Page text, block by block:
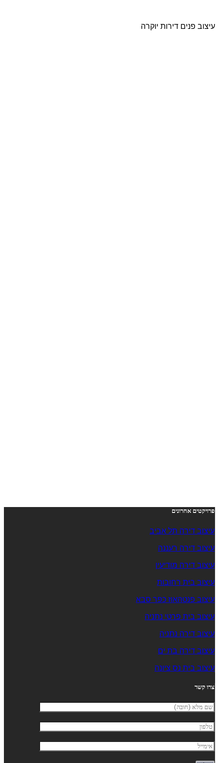
עיצוב פנים דירות יוקרה
פרויקטים אחרונים
עיצוב דירה תל אביב
עיצוב דירה רעננה
עיצוב דירה מודיעין
עיצוב בית רחובות
עיצוב פנטהאוז כפר סבא
עיצוב בית פרטי נתניה
עיצוב דירה נתניה
עיצוב דירה בת ים
עיצוב בית נס ציונה
צרו קשר